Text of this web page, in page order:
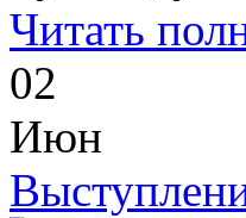
Читать
02
Июн